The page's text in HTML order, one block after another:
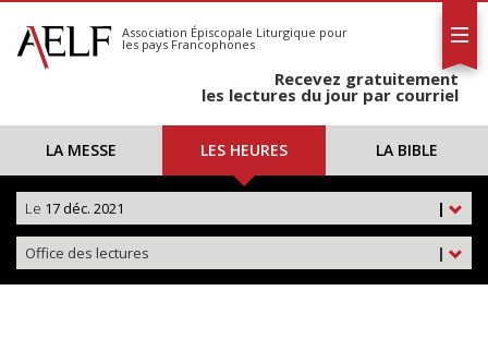
S'abonner
Calendrier
Association Épiscopale Liturgique pour
les pays Francophones
Recevez gratuitement
les lectures du jour par courriel
LA MESSE LES HEURES LA BIBLE
|
Le 17 déc. 2021
|
Office des lectures